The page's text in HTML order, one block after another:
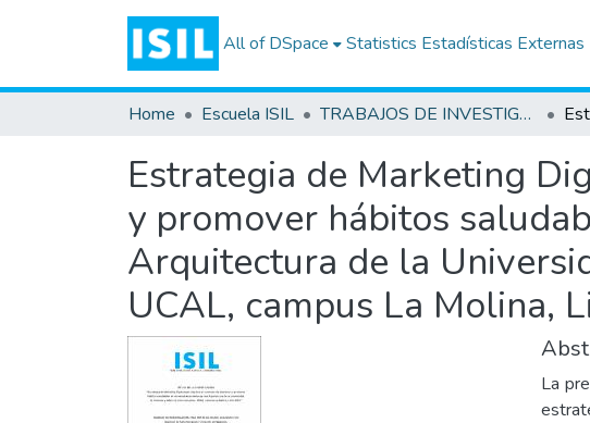
All of DSpace Statistics Estadísticas Externas
Home Escuela ISIL TRABAJOS DE INVESTIGACIÓN
Estrategia de Marketing
y promover hábitos
Arquitectura de la
UCAL, campus La Molina,
La